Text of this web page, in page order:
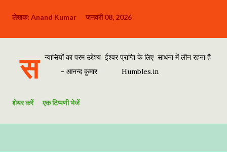
लेखक: Anand Kumar जनवरी 08, 2026
स
न्यासियों का परम उद्देश्य ईश्वर प्राप्ति के लिए साधना में लीन रहना है
- आनन्द कुमार Humbles.in
शेयर करें एक टिप्पणी भेजें